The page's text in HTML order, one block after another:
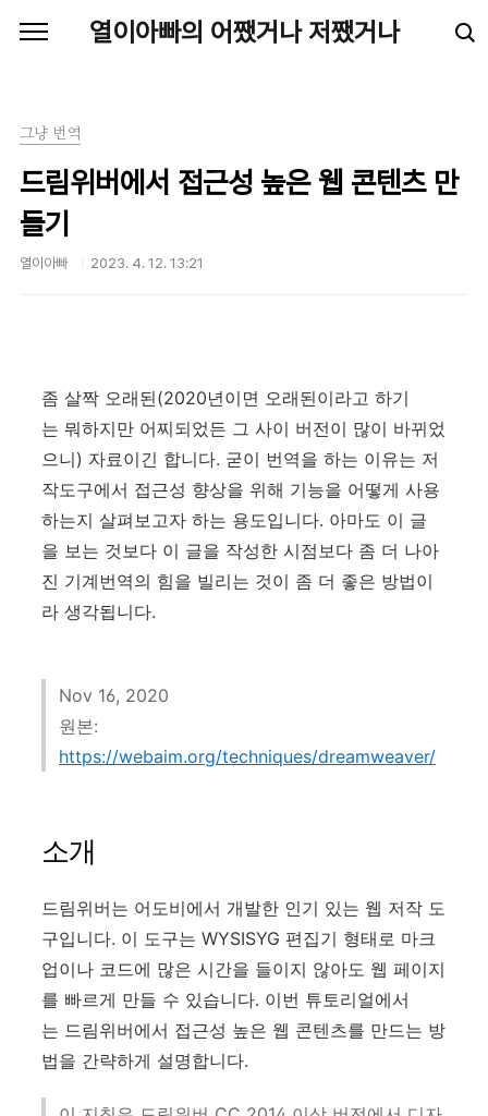
열이아빠의 어쨌거나 저쨌거나
그냥 번역
드림위버에서 접근성 높은 웹 콘텐츠 만
들기
열이아빠 2023. 4. 12. 13:21
좀 살짝 오래된(2020년이면 오래된이라고 하기
는 뭐하지만 어찌되었든 그 사이 버전이 많이 바뀌었
으니) 자료이긴 합니다. 굳이 번역을 하는 이유는 저
작도구에서 접근성 향상을 위해 기능을 어떻게 사용
하는지 살펴보고자 하는 용도입니다. 아마도 이 글
을 보는 것보다 이 글을 작성한 시점보다 좀 더 나아
진 기계번역의 힘을 빌리는 것이 좀 더 좋은 방법이
라 생각됩니다.
Nov 16, 2020
원본:
https://webaim.org/techniques/dreamweaver/
소개
드림위버는 어도비에서 개발한 인기 있는 웹 저작 도
구입니다. 이 도구는 WYSISYG 편집기 형태로 마크
업이나 코드에 많은 시간을 들이지 않아도 웹 페이지
를 빠르게 만들 수 있습니다. 이번 튜토리얼에서
는 드림위버에서 접근성 높은 웹 콘텐츠를 만드는 방
법을 간략하게 설명합니다.